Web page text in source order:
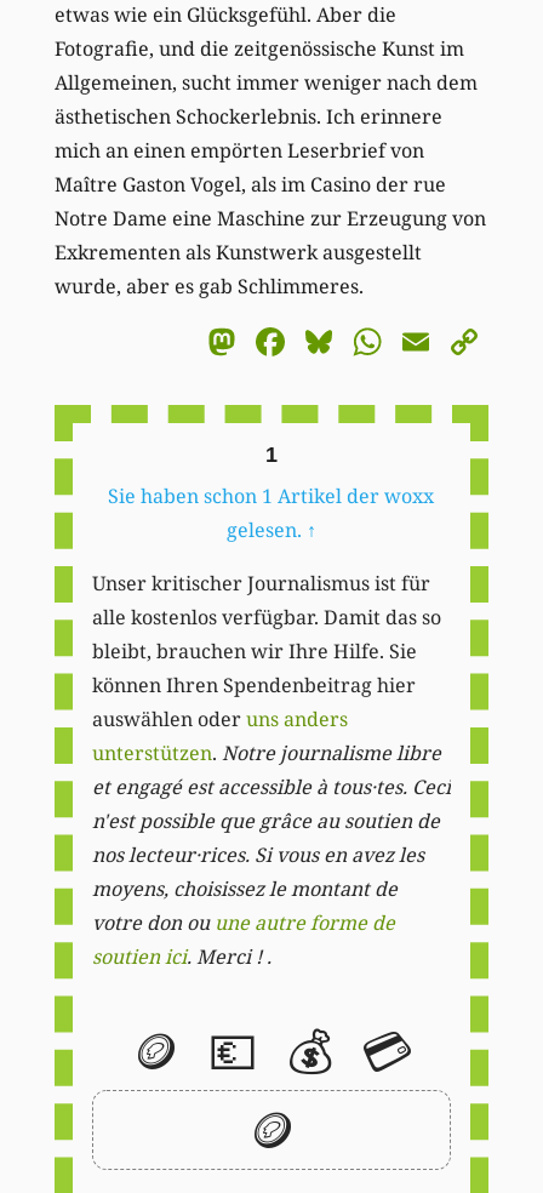
etwas wie ein Glücksgefühl. Aber die
Fotografie, und die zeitgenössische Kunst im
Allgemeinen, sucht immer weniger nach dem
ästhetischen Schockerlebnis. Ich erinnere
mich an einen empörten Leserbrief von
Maître Gaston Vogel, als im Casino der rue
Notre Dame eine Maschine zur Erzeugung von
Exkrementen als Kunstwerk ausgestellt
wurde, aber es gab Schlimmeres.
Mastodon
Facebook
BlueskyEmail
1
Sie haben schon 1 Artikel der woxx
gelesen. ↑
Unser kritischer Journalismus ist für
alle kostenlos verfügbar. Damit das so
bleibt, brauchen wir Ihre Hilfe. Sie
können Ihren Spendenbeitrag hier
auswählen oderuns anders
unterstützen. Notre journalisme libre
et engagé est accessible à tous·tes. Ceci
n'est possible que grâce au soutien de
nos lecteur·rices. Si vous en avez les
moyens, choisissez le montant de
votre don ou une autre forme de
soutien ici. Merci ! .
🪙 💶 💰 💳
🪙